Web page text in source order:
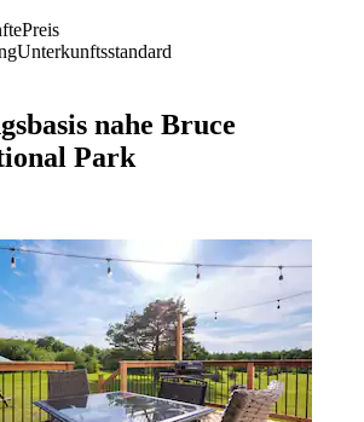
Preis
Unterkunftsstandard
nahe Bruce
Park